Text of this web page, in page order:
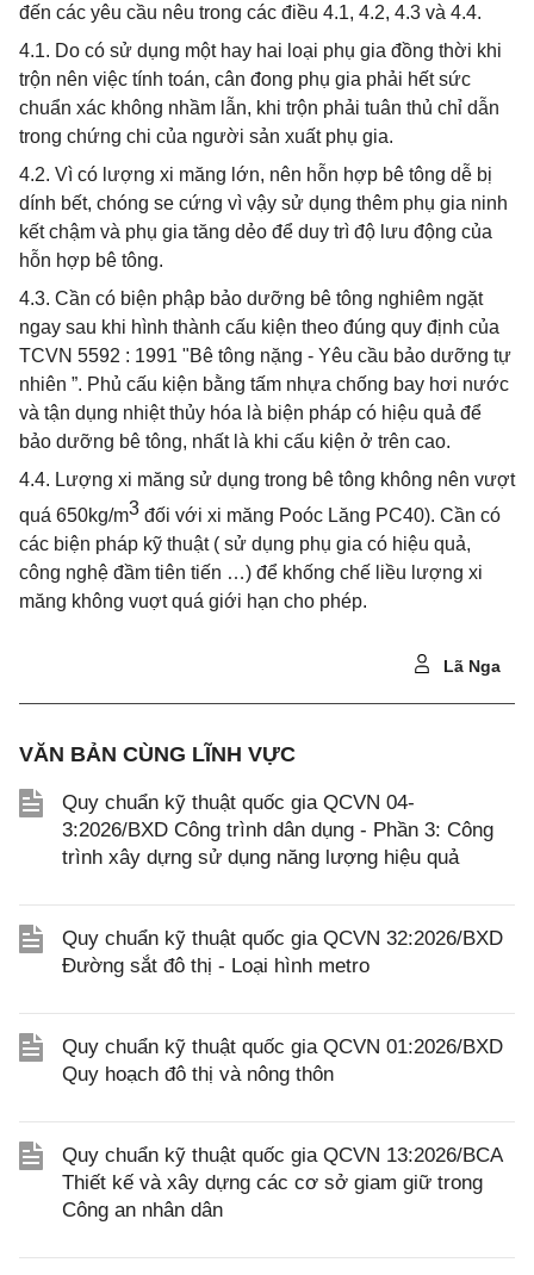
đến các yêu cầu nêu trong các điều 4.1, 4.2, 4.3 và 4.4.
4.1. Do có sử dụng một hay hai loại phụ gia đồng thời khi
trộn nên việc tính toán, cân đong phụ gia phải hết sức
chuẩn xác không nhầm lẫn, khi trộn phải tuân thủ chỉ dẫn
trong chứng chi của ng­ười sản xuất phụ gia.
4.2. Vì có lượng xi măng lớn, nên hỗn hợp bê tông dễ bị
dính bết, chóng se cứng vì vậy sử dụng thêm phụ gia ninh
kết chậm và phụ gia tăng dẻo để duy trì độ lưu động của
hỗn hợp bê tông.
4.3. Cần có biện phập bảo dưỡng bê tông nghiêm ngặt
ngay sau khi hình thành cấu kiện theo đúng quy định của
TCVN 5592 : 1991 "Bê tông nặng - Yêu cầu bảo dưỡng tự
nhiên ”. Phủ cấu kiện bằng tấm nhựa chống bay hơi nước
và tận dụng nhiệt thủy hóa là biện pháp có hiệu quả để
bảo dưỡng bê tông, nhất là khi cấu kiện ở trên cao.
4.4. Lượng xi măng sử dụng trong bê tông không nên vượt
quá 650kg/m3 đối với xi măng Poóc Lăng PC40). Cần có
các biện pháp kỹ thuật ( sử dụng phụ gia có hiệu quả,
công nghệ đầm tiên tiến …) để khống chế liều lượng xi
măng không vuợt quá giới hạn cho phép.
Lã Nga
VĂN BẢN CÙNG LĨNH VỰC
Quy chuẩn kỹ thuật quốc gia QCVN 04-
3:2026/BXD Công trình dân dụng - Phần 3: Công
trình xây dựng sử dụng năng lượng hiệu quả
Quy chuẩn kỹ thuật quốc gia QCVN 32:2026/BXD
Đường sắt đô thị - Loại hình metro
Quy chuẩn kỹ thuật quốc gia QCVN 01:2026/BXD
Quy hoạch đô thị và nông thôn
Quy chuẩn kỹ thuật quốc gia QCVN 13:2026/BCA
Thiết kế và xây dựng các cơ sở giam giữ trong
Công an nhân dân